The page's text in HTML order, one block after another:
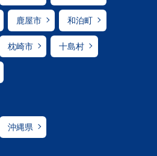
鹿屋市 和泊町
枕崎市 十島村
沖縄県